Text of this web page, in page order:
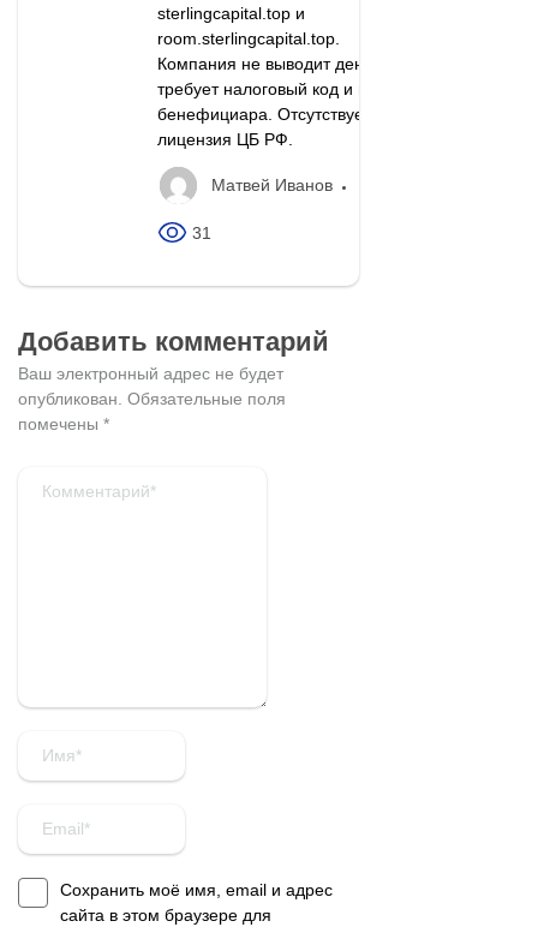
sterlingcapital.top и
room.sterlingcapital.top.
Компания не выводит деньги,
требует налоговый код и найти
бенефициара. Отсутствует
лицензия ЦБ РФ.
Матвей Иванов
31
Добавить комментарий
Ваш электронный адрес не будет
опубликован. Обязательные поля
помечены *
Сохранить моё имя, email и адрес
сайта в этом браузере для